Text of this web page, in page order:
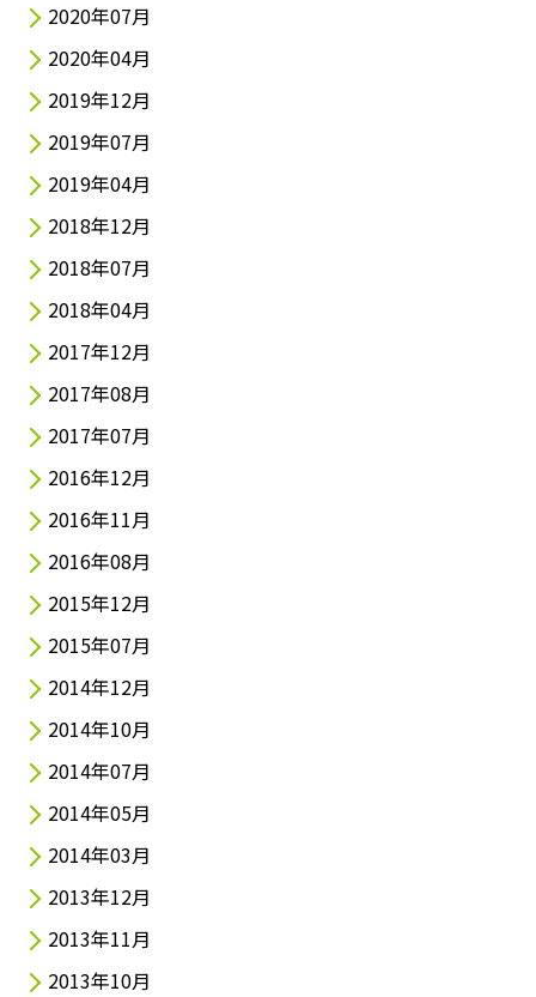
2020年07月
2020年04月
2019年12月
2019年07月
2019年04月
2018年12月
2018年07月
2018年04月
2017年12月
2017年08月
2017年07月
2016年12月
2016年11月
2016年08月
2015年12月
2015年07月
2014年12月
2014年10月
2014年07月
2014年05月
2014年03月
2013年12月
2013年11月
2013年10月